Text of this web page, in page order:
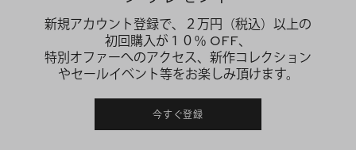
新規アカウント登録で、２万円（税込）以上の
初回購入が１０％ OFF、
特別オファーへのアクセス、新作コレクション
やセールイベント等をお楽しみ頂けます。
今すぐ登録